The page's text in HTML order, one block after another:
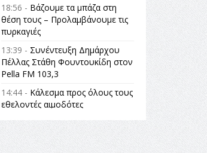
18:56 - Βάζουμε τα μπάζα στη
θέση τους – Προλαμβάνουμε τις
πυρκαγιές
13:39 - Συνέντευξη Δημάρχου
Πέλλας Στάθη Φουντουκίδη στον
Pella FM 103,3
14:44 - Κάλεσμα προς όλους τους
εθελοντές αιμοδότες
14:23 -Όλη η Ελλάδα ένας
πολιτισμός Μουσική
εγκατάσταση Πόλεμος και